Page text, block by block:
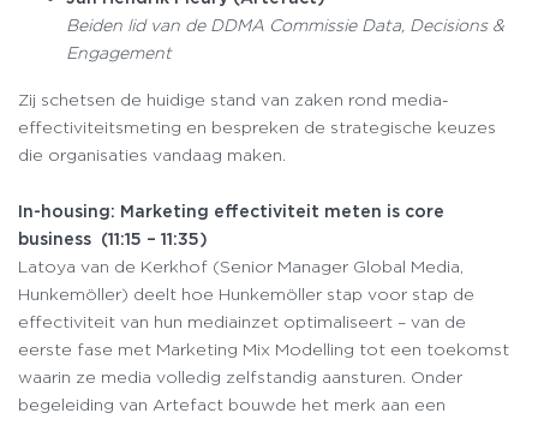
Beiden lid van de DDMA Commissie Data, Decisions &
Engagement
Zij schetsen de huidige stand van zaken rond media-
effectiviteitsmeting en bespreken de strategische keuzes
die organisaties vandaag maken.
In-housing: Marketing effectiviteit meten is core
business (11:15 – 11:35)
Latoya van de Kerkhof (Senior Manager Global Media,
Hunkemöller) deelt hoe Hunkemöller stap voor stap de
effectiviteit van hun mediainzet optimaliseert – van de
eerste fase met Marketing Mix Modelling tot een toekomst
waarin ze media volledig zelfstandig aansturen. Onder
begeleiding van Artefact bouwde het merk aan een